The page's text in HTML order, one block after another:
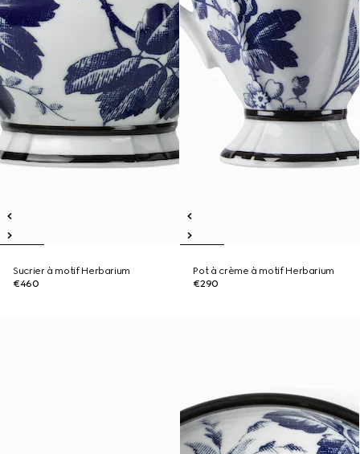
Sucrier à motif Herbarium
€460
Pot à crème à motif Herbarium
€290